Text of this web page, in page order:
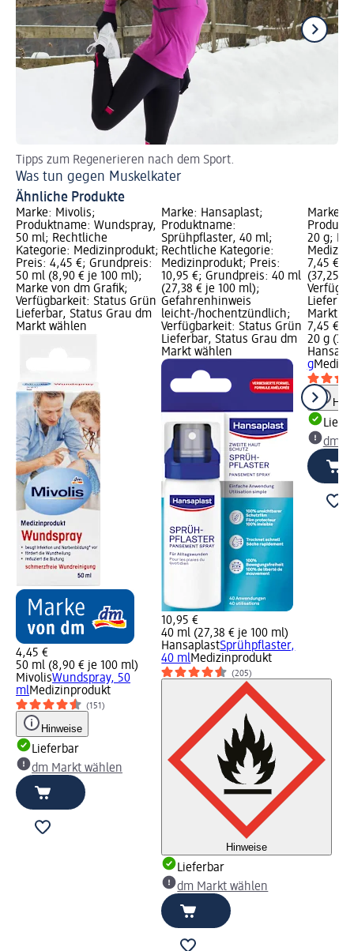
Tipps zum Regenerieren nach dem Sport.
Was tun gegen Muskelkater
Ähnliche Produkte
Marke: Mivolis;
Produktname: Wundspray,
50 ml; Rechtliche
Kategorie: Medizinprodukt;
Preis: 4,45 €; Grundpreis:
50 ml (8,90 € je 100 ml);
Marke von dm Grafik;
Verfügbarkeit: Status Grün
Lieferbar, Status Grau dm
Markt wählen
4,45 €
50 ml (8,90 € je 100 ml)
MivolisWundspray, 50
mlMedizinprodukt
(151)
Hinweise
Lieferbar
dm Markt wählen
Marke: Hansaplast;
Produktname:
Sprühpflaster, 40 ml;
Rechtliche Kategorie:
Medizinprodukt; Preis:
10,95 €; Grundpreis: 40 ml
(27,38 € je 100 ml);
Gefahrenhinweis
leicht-/hochentzündlich;
Verfügbarkeit: Status Grün
Lieferbar, Status Grau dm
Markt wählen
10,95 €
40 ml (27,38 € je 100 ml)
HansaplastSprühpflaster,
40 mlMedizinprodukt
(205)
Hinweise
Lieferbar
dm Markt wählen
Marke:
20 g;
7,45 €;
(37,25 €
Markt
7,45 €
20 g
g
dm